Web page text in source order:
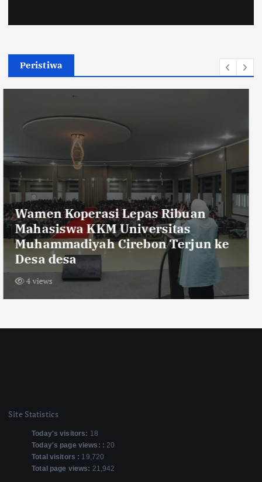
Peristiwa
Sambut HUT RI ke-81,Warga Dusun
Krajan Tengah Pasang Bendera
Merah Putih Sepanjang 600 Meter
11 views
Site Statistics
Today's visitors: 18
Today's page views: :20
Total visitors : 19,720
Total page views: 21,942